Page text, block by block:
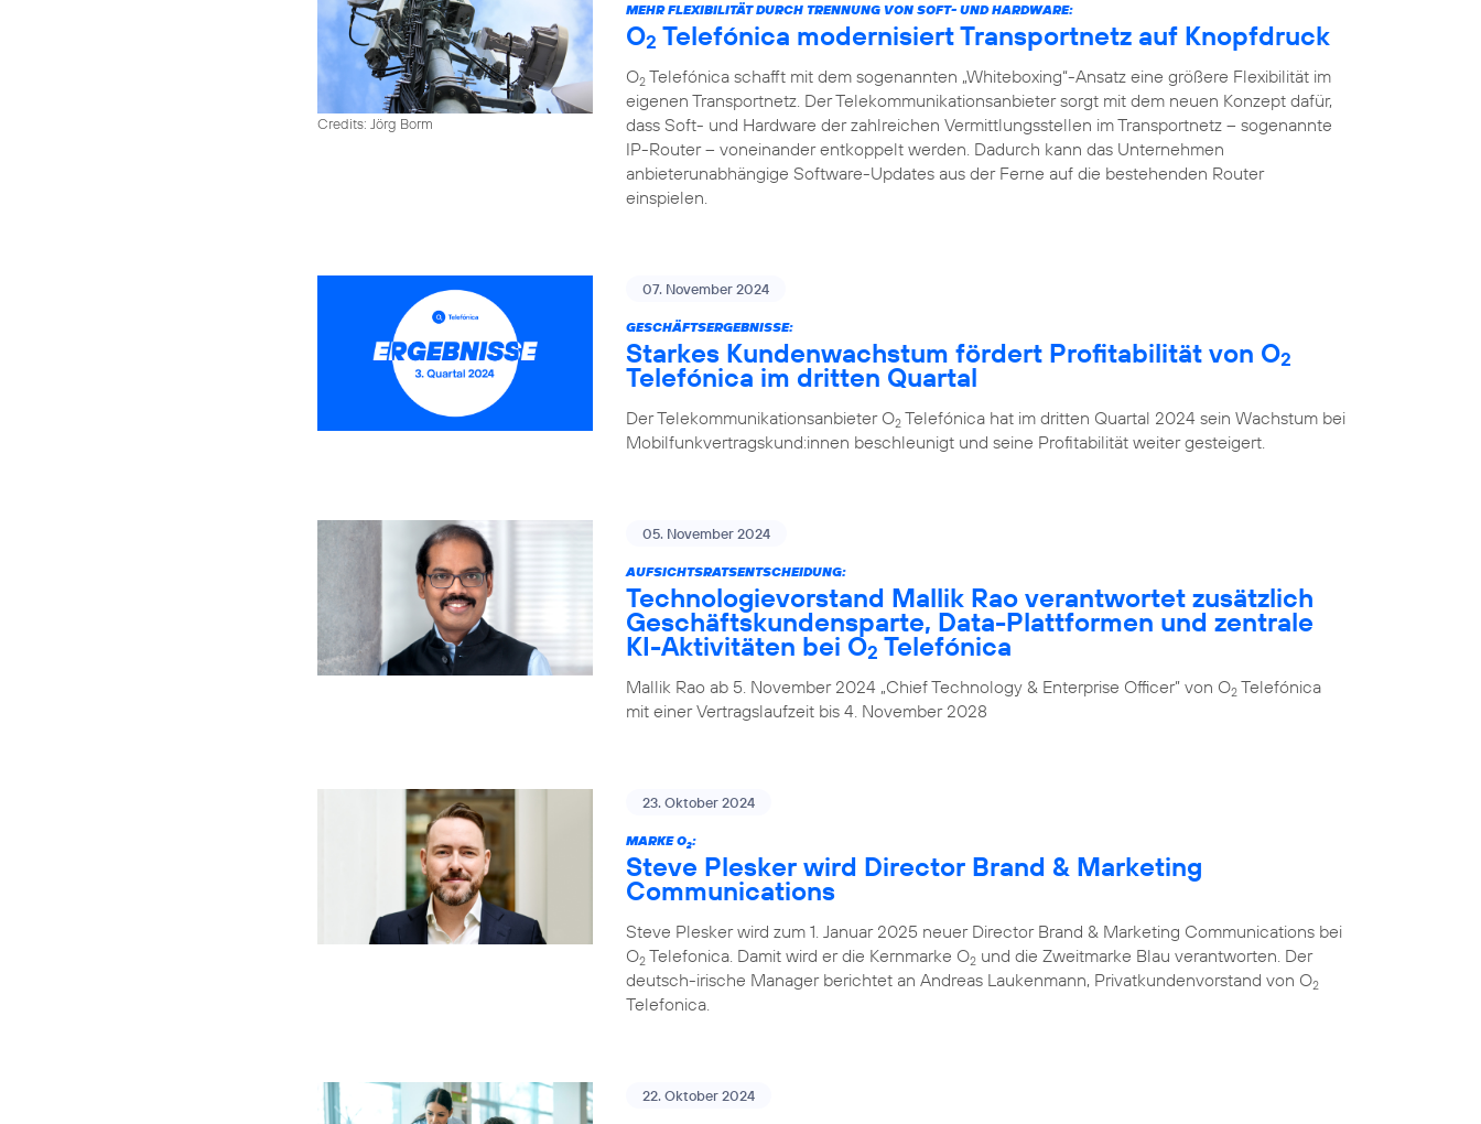
Credits: Jörg Borm
MEHR FLEXIBILITÄT DURCH TRENNUNG VON SOFT- UND HARDWARE:
O2 Telefónica modernisiert Transportnetz auf Knopfdruck
O2 Telefónica schafft mit dem sogenannten „Whiteboxing“-Ansatz eine größere Flexibilität im
eigenen Transportnetz. Der Telekommunikationsanbieter sorgt mit dem neuen Konzept dafür,
dass Soft- und Hardware der zahlreichen Vermittlungsstellen im Transportnetz – sogenannte
IP-Router – voneinander entkoppelt werden. Dadurch kann das Unternehmen
anbieterunabhängige Software-Updates aus der Ferne auf die bestehenden Router
einspielen.
07. November 2024
GESCHÄFTSERGEBNISSE:
Starkes Kundenwachstum fördert Profitabilität von O2
Telefónica im dritten Quartal
Der Telekommunikationsanbieter O2 Telefónica hat im dritten Quartal 2024 sein Wachstum bei
Mobilfunkvertragskund:innen beschleunigt und seine Profitabilität weiter gesteigert.
05. November 2024
AUFSICHTSRATSENTSCHEIDUNG:
Technologievorstand Mallik Rao verantwortet zusätzlich
Geschäftskundensparte, Data-Plattformen und zentrale
KI-Aktivitäten bei O2 Telefónica
Mallik Rao ab 5. November 2024 „Chief Technology & Enterprise Officer” von O2 Telefónica
mit einer Vertragslaufzeit bis 4. November 2028
23. Oktober 2024
MARKE O2:
Steve Plesker wird Director Brand & Marketing
Communications
Steve Plesker wird zum 1. Januar 2025 neuer Director Brand & Marketing Communications bei
O2 Telefonica. Damit wird er die Kernmarke O2 und die Zweitmarke Blau verantworten. Der
deutsch-irische Manager berichtet an Andreas Laukenmann, Privatkundenvorstand von O2
Telefonica.
22. Oktober 2024